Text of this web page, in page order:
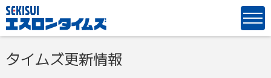
タイムズ更新情報